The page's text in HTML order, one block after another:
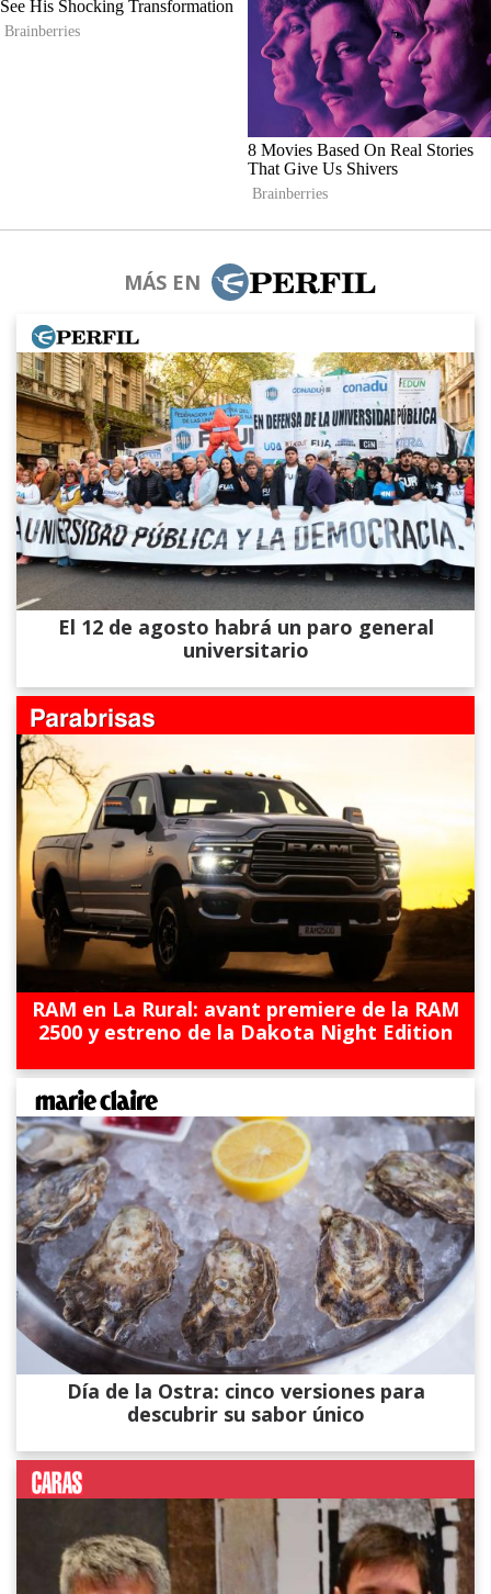
MÁS EN
El 12 de agosto habrá un paro general
universitario
RAM en La Rural: avant premiere de la RAM
2500 y estreno de la Dakota Night Edition
Día de la Ostra: cinco versiones para
descubrir su sabor único